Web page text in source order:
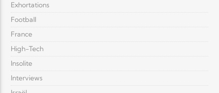
Exhortations
Football
France
High-Tech
Insolite
Interviews